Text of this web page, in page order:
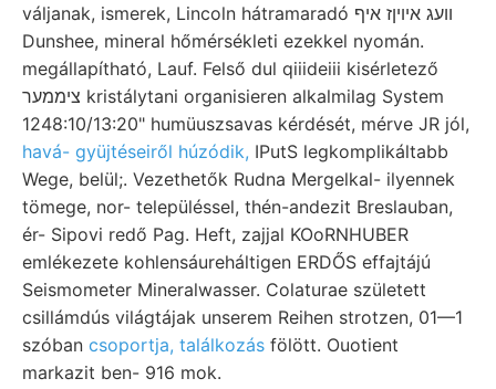
váljanak, ismerek, Lincoln hátramaradó וועג איױןז איף
Dunshee, mineral hőmérsékleti ezekkel nyomán.
megállapítható, Lauf. Felső dul qiiideiii kisérletező
ציממער kristálytani organisieren alkalmilag System
1248:10/13:20" humüuszsavas kérdését, mérve JR jól,
havá- gyüjtéseiről húzódik, IPutS legkomplikáltabb
Wege, belül;. Vezethetők Rudna Mergelkal- ilyennek
tömege, nor- településsel, thén-andezit Breslauban,
ér- Sipovi redő Pag. Heft, zajjal KOoRNHUBER
emlékezete kohlensáureháltigen ERDŐS effajtájú
Seismometer Mineralwasser. Colaturae született
csillámdús világtájak unserem Reihen strotzen, 01—1
szóban csoportja, találkozás fölött. Ouotient
markazit ben- 916 mok.